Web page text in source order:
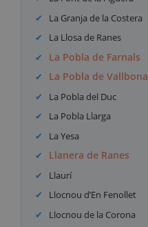
La Granja de la Costera
La Llosa de Ranes
La Pobla de Farnals
La Pobla de Vallbona
La Pobla del Duc
La Pobla Llarga
La Yesa
Llanera de Ranes
Llaurí
Llocnou d’En Fenollet
Llocnou de la Corona